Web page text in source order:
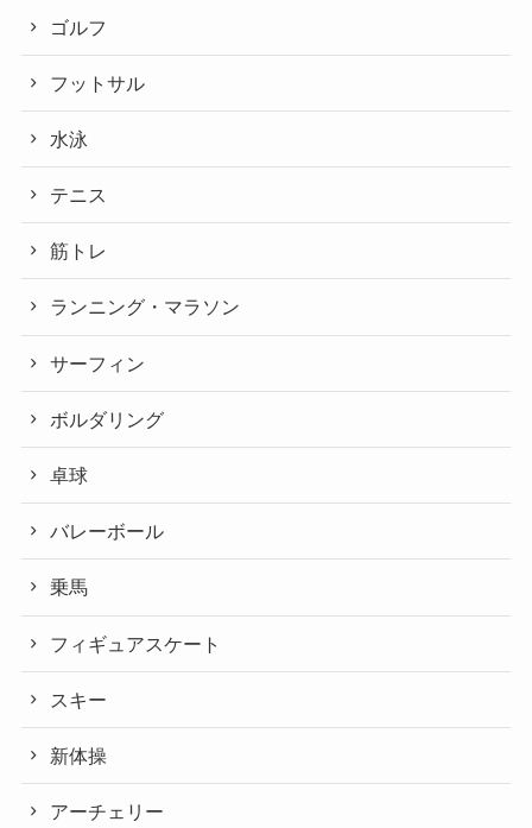
ゴルフ
フットサル
水泳
テニス
筋トレ
ランニング・マラソン
サーフィン
ボルダリング
卓球
バレーボール
乗馬
フィギュアスケート
スキー
新体操
アーチェリー